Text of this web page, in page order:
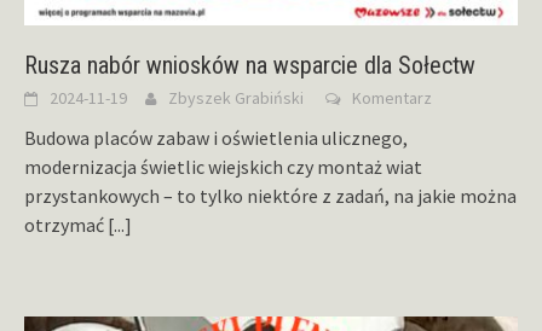
Rusza nabór wniosków na wsparcie dla Sołectw
2024-11-19 Zbyszek Grabiński Komentarz
Budowa placów zabaw i oświetlenia ulicznego,
modernizacja świetlic wiejskich czy montaż wiat
przystankowych – to tylko niektóre z zadań, na jakie można
otrzymać [...]